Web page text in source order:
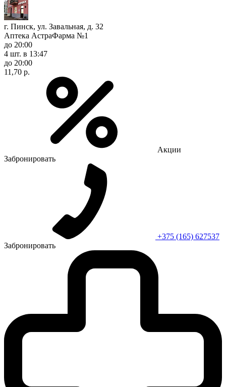
г. Пинск, ул. Завальная, д. 32
Аптека АстраФарма №1
до 20:00
4 шт. в 13:47
до 20:00
11,70 р.
Акции
Забронировать
+375 (165) 627537
Забронировать